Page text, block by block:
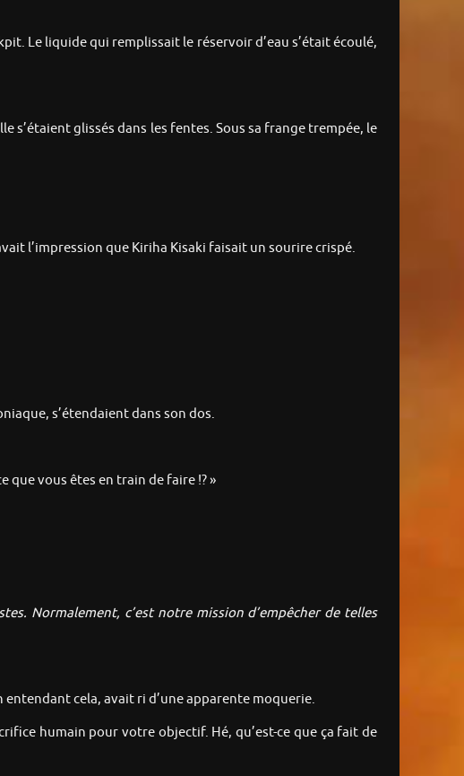
Le liquide qui remplissait le réservoir d’eau s’était écoulé,
s’étaient glissés dans les fentes. Sous sa frange trempée, le
l’impression que Kiriha Kisaki faisait un sourire crispé.
s’étendaient dans son dos.
que vous êtes en train de faire !? »
Normalement, c’est notre mission d’empêcher de telles
entendant cela, avait ri d’une apparente moquerie.
humain pour votre objectif. Hé, qu’est-ce que ça fait de